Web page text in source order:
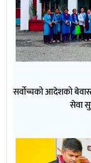
सर्वोच्चको आदेशको
सेवा